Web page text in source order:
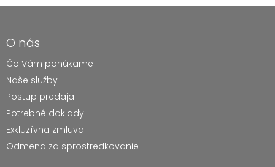
O nás
Čo Vám ponúkame
Naše služby
Postup predaja
Potrebné doklady
Exkluzívna zmluva
Odmena za sprostredkovanie